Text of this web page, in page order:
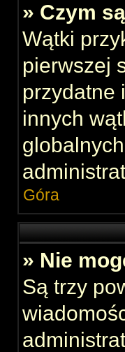
» Czym
Wątki
pierwszej
przydatne
innych
Góra
» Nie
Są trzy